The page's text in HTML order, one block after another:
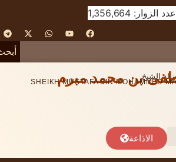
الزوار: 1,356,664
أبحث
الشيخبن محمد مبرم
SHEIKH MUSTAFA BIN MOHAMMED
الاذاعة